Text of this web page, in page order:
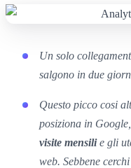
Un solo
salgono in due
Questo picco cosi
posiziona in Google,
visite mensili e gli
web. Sebbene